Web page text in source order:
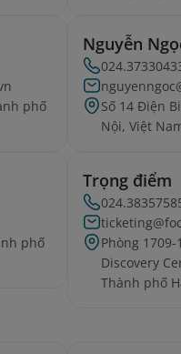
phố
Nguyễn
Số 14 Điện
Nội, Việt
phố
Trọng điểm
Phòng
Discovery
Thành phố